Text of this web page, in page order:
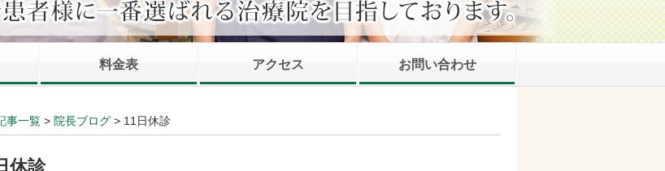
料金表 アクセス お問い合わせ
事一覧 > 院長ブログ > 11日休診
休診